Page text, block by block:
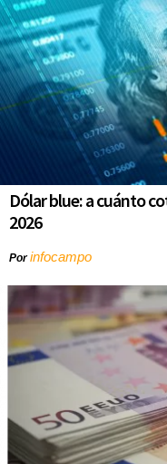
Dólar blue: a cuánto
2026
Porinfocampo